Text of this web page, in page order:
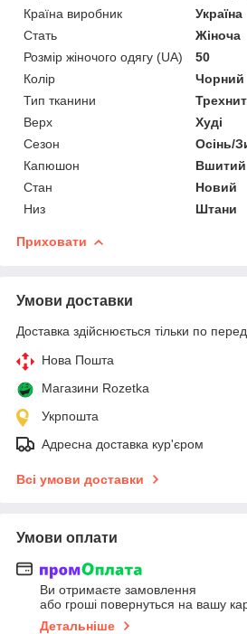
Країна виробник
Україна
Стать
Жіноча
Розмір жіночого одягу (UA)
50
Колір
Чорний
Тип тканини
Верх
Худі
Сезон
Осінь/
Капюшон
Вшитий
Стан
Новий
Низ
Штани
Приховати
Умови доставки
Доставка здійснюється тільки по
Нова Пошта
Магазини Rozetka
Укрпошта
Адресна доставка кур'єром
Всі умови доставки
Умови оплати
Ви отримаєте замовлення
або гроші повернуться на вашу
Детальніше